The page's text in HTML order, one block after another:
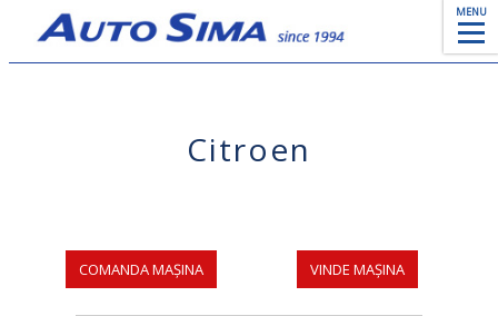
MENU
Citroen
COMANDA MAȘINA VINDE MAȘINA